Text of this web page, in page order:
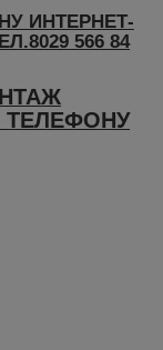
ИНТЕРНЕТ-
566 84